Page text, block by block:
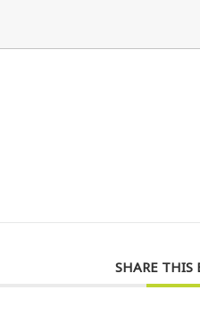
SHARE THIS